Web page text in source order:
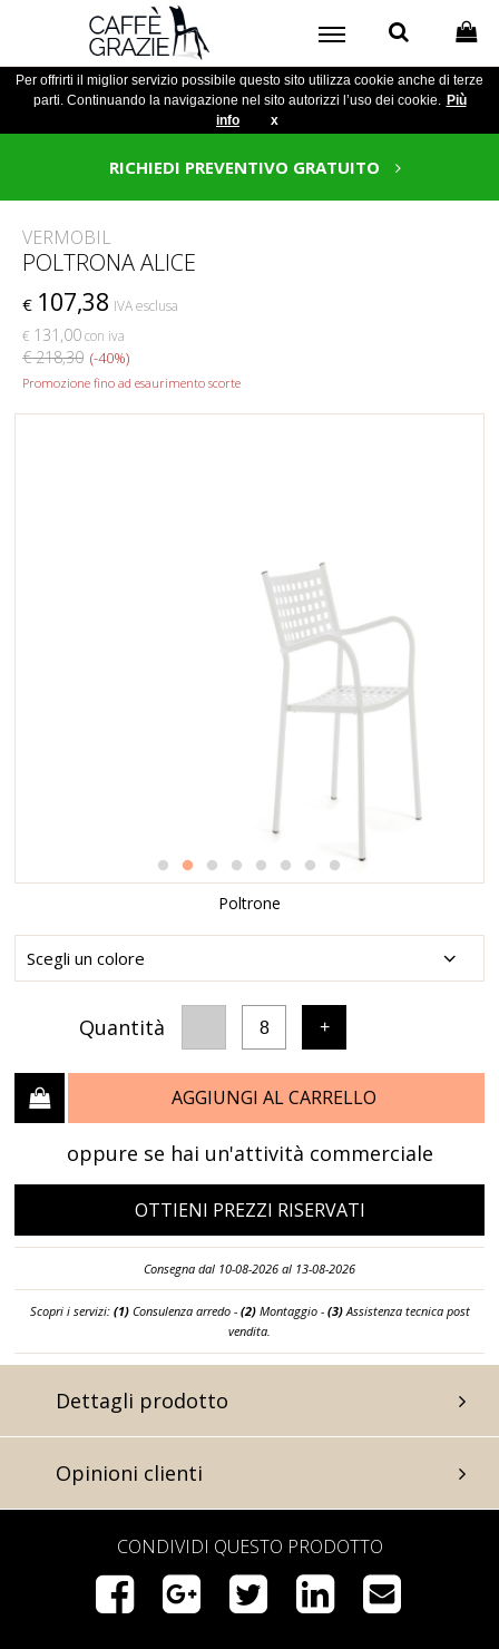
Per offrirti il miglior servizio possibile questo sito utilizza cookie anche di terze
parti. Continuando la navigazione nel sito autorizzi l’uso dei cookie. Più
info
x
RICHIEDI PREVENTIVO GRATUITO
VERMOBIL
POLTRONA ALICE
€ 107,38 IVA esclusa
€ 131,00con iva
€ 218,30 (-40%)
Promozione fino ad esaurimento scorte
Poltrone
Quantità 8 +
AGGIUNGI AL CARRELLO
oppure se hai un'attività commerciale
OTTIENI PREZZI RISERVATI
Consegna dal 10-08-2026 al 13-08-2026
Scopri i servizi: (1)Consulenza arredo - (2)Montaggio - (3)Assistenza tecnica post
vendita.
Dettagli prodotto
Opinioni clienti
CONDIVIDI QUESTO PRODOTTO